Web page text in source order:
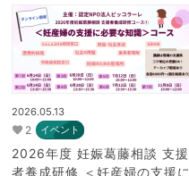
2026.05.13
2 イベント
2026年度 妊娠葛藤相談 支援
者養成研修 ＜妊産婦の支援に